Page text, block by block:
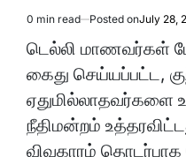
Estimated
read
time
0 min read Posted onJuly 28,
டெல்லி மாணவர்கள்
கைது செய்யப்பட்ட,
ஏதுமில்லாதவர்களை
நீதிமன்றம்
விவகாரம் தொடர்பாக